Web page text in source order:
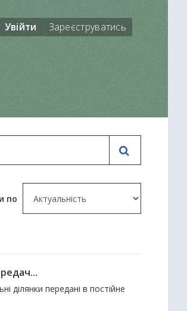
Увійти Зареєструватись
по
ділянки передані в постійне